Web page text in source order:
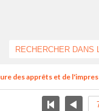
des apprêts et de